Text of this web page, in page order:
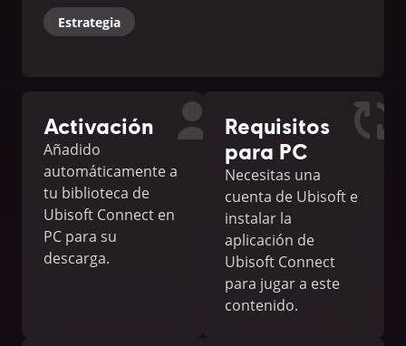
Estrategia
Activación
Añadido
automáticamente a
tu biblioteca de
Ubisoft Connect en
PC para su
descarga.
Requisitos
para PC
Necesitas una
cuenta de Ubisoft e
instalar la
aplicación de
Ubisoft Connect
para jugar a este
contenido.